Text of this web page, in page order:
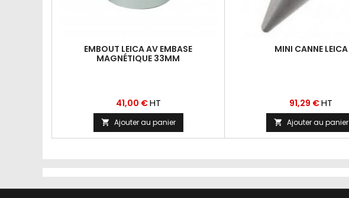
EMBOUT LEICA AV EMBASE
MAGNÉTIQUE 33MM
Prix
41,00 €HT
 Ajouter au panier
MINI CANNE LEICA
Prix
91,29 €HT
 Ajouter au panier